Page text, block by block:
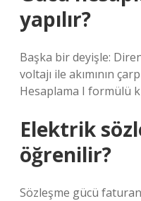
yapılır?
Başka bir deyişle:
voltajı ile akımının
Hesaplama I formülü
Elektrik
öğrenilir?
Sözleşme gücü